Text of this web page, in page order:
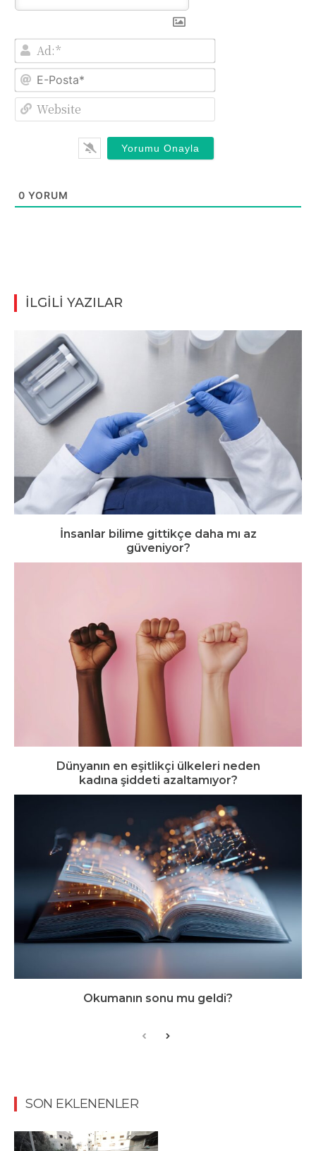
Ad:*
E-
0 YORUM
İLGİLİ YAZILAR
İnsanlar bilime gittikçe daha mı az
güveniyor?
Dünyanın en eşitlikçi ülkeleri neden
kadına şiddeti azaltamıyor?
Okumanın sonu mu geldi?
SON EKLENENLER